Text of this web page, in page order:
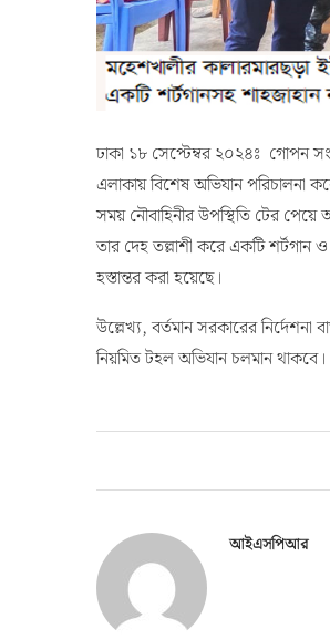
ঢাকা ১৮ সেপ্টেম্বর ২০২৪ঃ গোপন
এলাকায় বিশেষ অভিযান পরিচালনা
সময় নৌবাহিনীর উপস্থিতি টের
তার দেহ তল্লাশী করে একটি শর্টগান
হস্তান্তর করা হয়েছে।
উল্লেখ্য, বর্তমান সরকারের
নিয়মিত টহল অভিযান চলমান থাকবে।
আইএসপিআর